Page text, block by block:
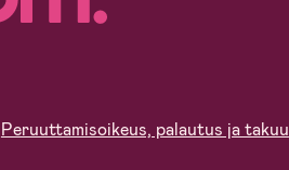
Peruuttamisoikeus, palautus ja takuu